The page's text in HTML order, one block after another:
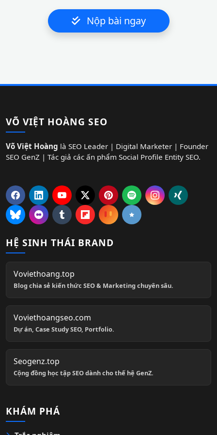
Nộp bài ngay
VÕ VIỆT HOÀNG SEO
Võ Việt Hoàng là SEO Leader | Digital Marketer | Founder
SEO GenZ | Tác giả các ấn phẩm Social Profile Entity SEO.
HỆ SINH THÁI BRAND
Voviethoang.top
Blog chia sẻ kiến thức SEO & Marketing chuyên sâu.
Voviethoangseo.com
Dự án, Case Study SEO, Portfolio.
Seogenz.top
Cộng đồng học tập SEO dành cho thế hệ GenZ.
KHÁM PHÁ